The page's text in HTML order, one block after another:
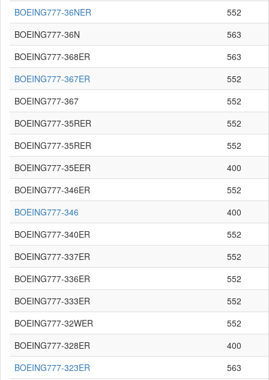
BOEING777-36NER
552
BOEING777-36N
563
BOEING777-368ER
563
BOEING777-367ER
552
BOEING777-367
552
BOEING777-35RER
552
BOEING777-35RER
552
BOEING777-35EER
400
BOEING777-346ER
552
BOEING777-346
400
BOEING777-340ER
552
BOEING777-337ER
552
BOEING777-336ER
552
BOEING777-333ER
552
BOEING777-32WER
552
BOEING777-328ER
400
BOEING777-323ER
563